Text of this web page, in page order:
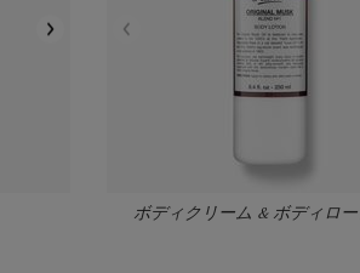
ボディクリーム & ボディロ